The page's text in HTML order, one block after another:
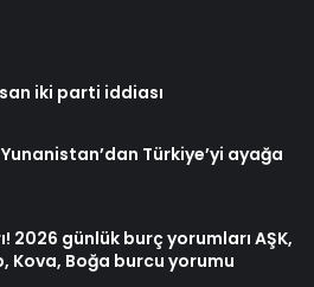
iki parti iddiası
Türkiye’yi ayağa
2026 günlük burç yorumları AŞK,
Kova, Boğa burcu yorumu